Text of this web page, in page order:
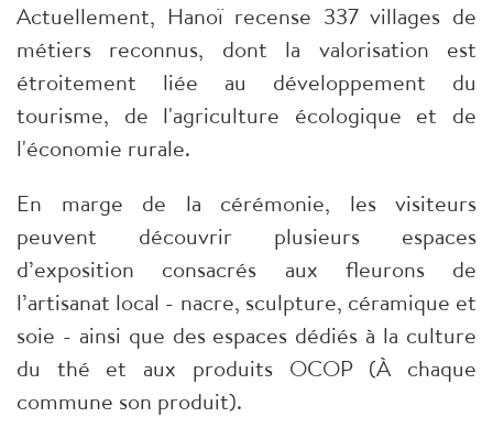
Actuellement, Hanoï recense 337 villages de
métiers reconnus, dont la valorisation est
étroitement liée au développement du
tourisme, de l'agriculture écologique et de
l'économie rurale.
En marge de la cérémonie, les visiteurs
peuvent découvrir plusieurs espaces
d’exposition consacrés aux fleurons de
l’artisanat local - nacre, sculpture, céramique et
soie - ainsi que des espaces dédiés à la culture
du thé et aux produits OCOP (À chaque
commune son produit).